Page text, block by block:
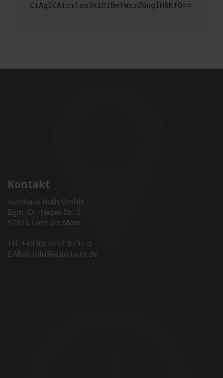
CiAgICAicmlza3kiOiBmYWxzZQogIH0KfQ==
Kontakt
Autohaus Huth GmbH
Bgm.-Dr.-Nebel-Str. 5
97816 Lohr am Main
Tel. +49 (0) 9352 8795 0
E-Mail: info@auto-huth.de